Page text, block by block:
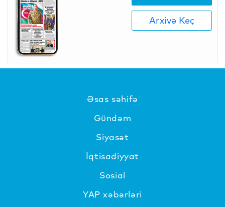
Arxivə Keç
Əsas səhifə
Gündəm
Siyasət
İqtisadiyyat
Sosial
YAP xəbərləri